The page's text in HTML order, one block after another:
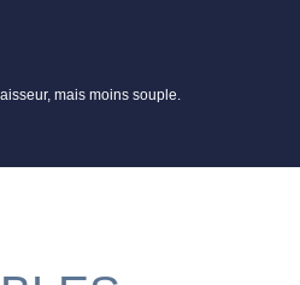
mais moins souple.